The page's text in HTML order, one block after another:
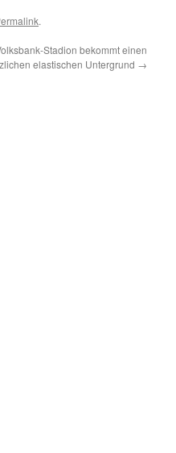
.
Stadion bekommt einen
elastischen Untergrund →